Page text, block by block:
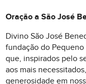
Oração a São José
Divino São José
fundação do
que, inspirados pelo
aos mais
generosidade em